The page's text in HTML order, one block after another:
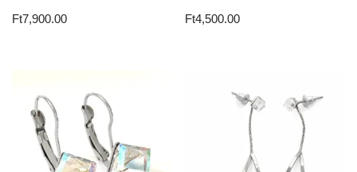
Ft7,900.00 Ft4,500.00